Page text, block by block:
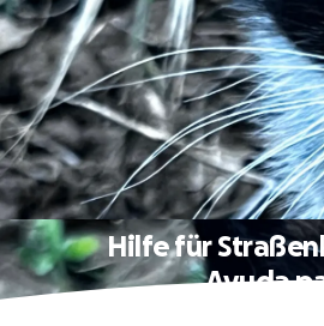
Hilfe für
Ayuda